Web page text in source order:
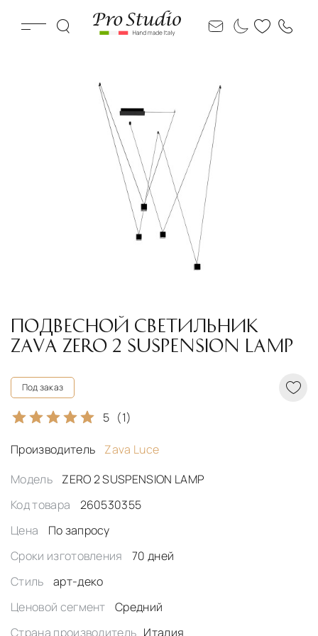
ПОДВЕСНОЙ СВЕТИЛЬНИК
ZAVA ZERO 2 SUSPENSION LAMP
Под заказ
5 (1)
Производитель
Zava Luce
Модель
ZERO 2 SUSPENSION LAMP
Код товара
260530355
Цена
По запросу
Сроки изготовления
70 дней
Стиль
арт-деко
Ценовой сегмент
Средний
Страна производитель Италия